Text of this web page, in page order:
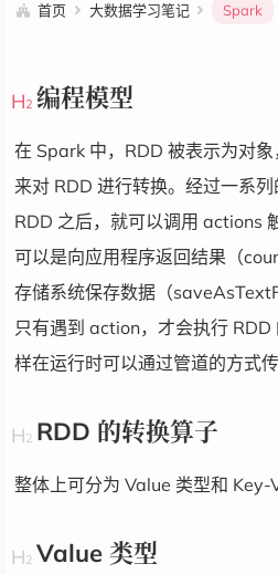
首页 大数据学习笔记 Spark
编程模型
在 Spark 中，RDD 被表示为对
来对 RDD 进行转换。经过一系
RDD 之后，就可以调用 actions
可以是向应用程序返回结果（
存储系统保存数据（
只有遇到 action，才会执行
样在运行时可以通过管道的方式传
RDD 的转换算子
整体上可分为 Value 类型和 Key-
Value 类型